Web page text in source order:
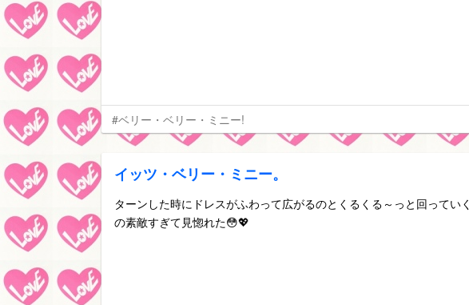
#ベリー・ベリー・ミニー!
イッツ・ベリー・ミニー。
ターンした時にドレスがふわって広がるのとくるくる～っと回っていく
の素敵すぎて見惚れた😳💖